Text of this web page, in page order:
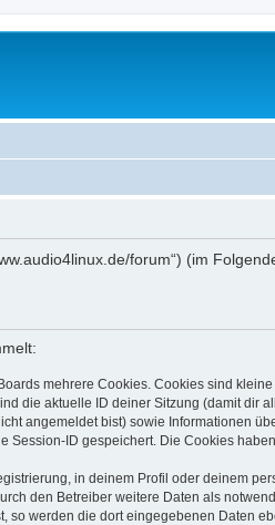
forum“) (im
mehrere Cookies. Cookies sind
die aktuelle ID deiner Sitzung (damit
angemeldet bist) sowie Informationen
Session-ID gespeichert. Die Cookies
in deinem Profil oder deinem
den Betreiber weitere Daten als
so werden die dort eingegebenen Daten